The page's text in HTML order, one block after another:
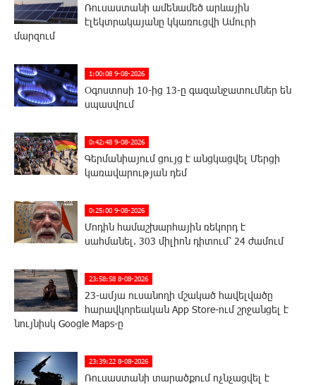
Ռուսաստանի ամենամեծ արևային
էլեկտրակայանը կկառուցվի Ամուրի
մարզում
1:00:08 9-08-2026
Օգոստոսի 10-ից 13-ը գազանջատումներ են
սպասվում
0:42:48 9-08-2026
Գերմանիայում ցույց է անցկացվել Մերցի
կառավարության դեմ
0:25:00 9-08-2026
Մոդին համաշխարհային ռեկորդ է
սահմանել. 303 միլիոն դիտում՝ 24 ժամում
23:58:58 8-08-2026
23-ամյա ուսանողի մշակած հավելվածը
հարավկորեական App Store-ում շրջանցել է
նույնիսկ Google Maps-ը
23:39:22 8-08-2026
Ռուսաստանի տարածքում ոչնչացվել է